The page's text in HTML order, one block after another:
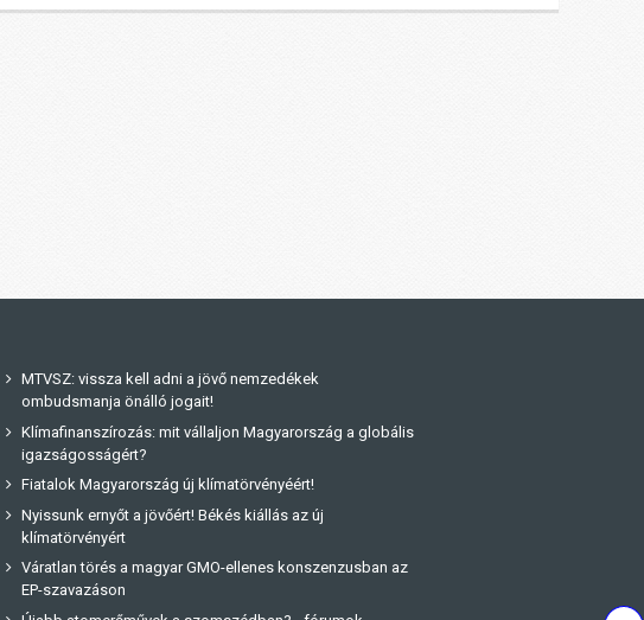
MTVSZ: vissza kell adni a jövő nemzedékek
ombudsmanja önálló jogait!
Klímafinanszírozás: mit vállaljon Magyarország a globális
igazságosságért?
Fiatalok Magyarország új klímatörvényéért!
Nyissunk ernyőt a jövőért! Békés kiállás az új
klímatörvényért
Váratlan törés a magyar GMO-ellenes konszenzusban az
EP-szavazáson